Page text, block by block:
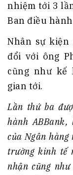
nhiệm tới 3
Ban điều
Nhân sự kiện
đổi với ông
cũng như kế
gian tới.
Lần thứ ba
hành
của Ngân
trường kinh tế
nhận cũng